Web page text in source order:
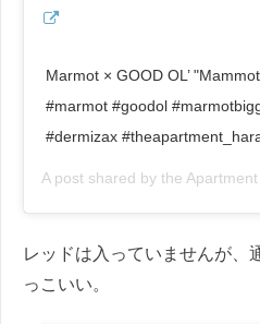
Marmot × GOOD OL’
#marmot #goodol
#dermizax
A post shared by the
レッドは入っていませんが、
っこいい。